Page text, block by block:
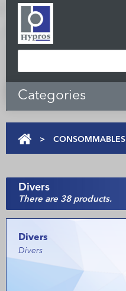
Categories
> CONSOMMABLES
Divers
There are 38 products.
Divers
Divers